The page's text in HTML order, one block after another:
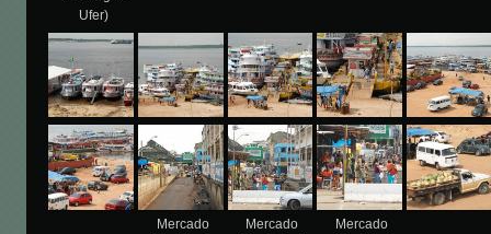
Ufer)
Mercado
Mercado
Mercado